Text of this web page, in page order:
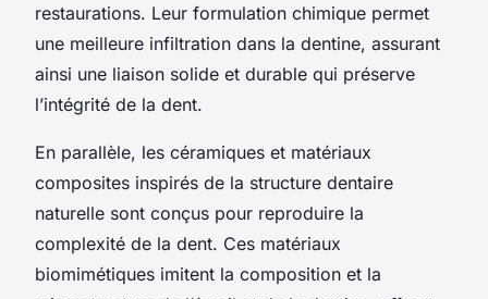
restaurations. Leur formulation chimique permet
une meilleure infiltration dans la dentine, assurant
ainsi une liaison solide et durable qui préserve
l’intégrité de la dent.
En parallèle, les céramiques et matériaux
composites inspirés de la structure dentaire
naturelle sont conçus pour reproduire la
complexité de la dent. Ces matériaux
biomimétiques imitent la composition et la